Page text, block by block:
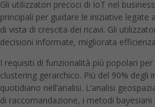
Gli utilizzatori precoci di IoT nel
principali per guidare le iniziative
di vista di crescita dei ricavi. Gli
decisioni informate, migliorata
I requisiti di funzionalità più popolari
clustering gerarchico. Più del 90%
quotidiano nell’analisi. L’analisi
di raccomandazione, i metodi